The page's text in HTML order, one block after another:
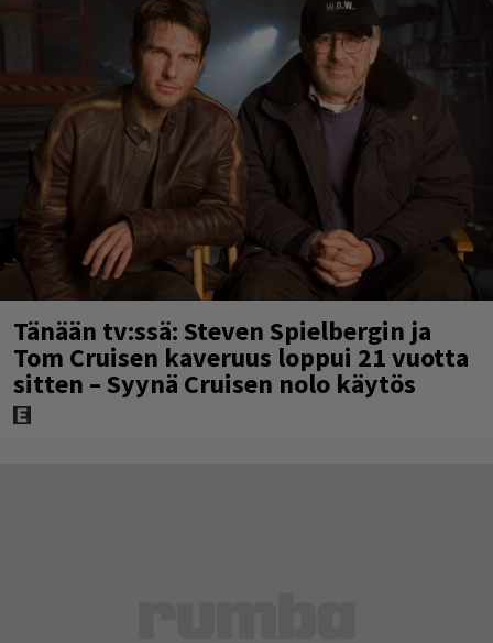
Tänään tv:ssä: Steven Spielbergin ja
Tom Cruisen kaveruus loppui 21 vuotta
sitten – Syynä Cruisen nolo käytös